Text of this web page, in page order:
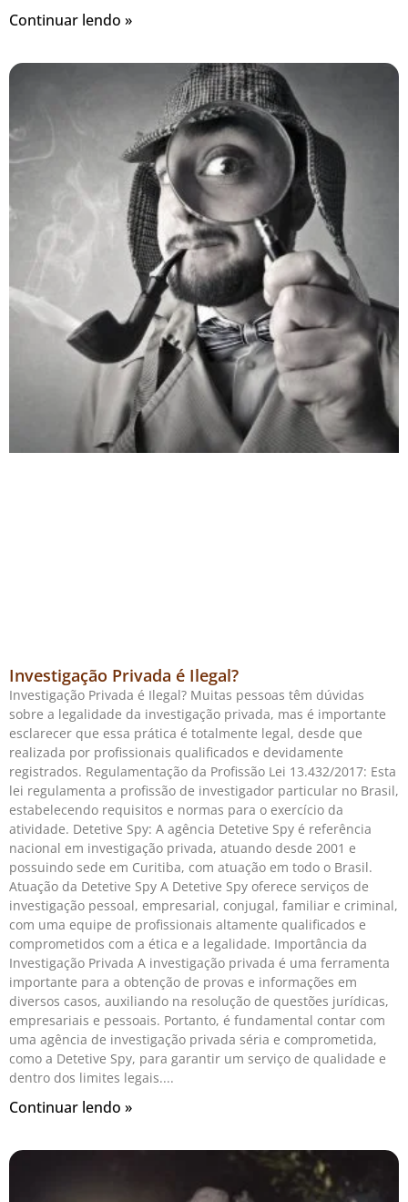
Continuar lendo »
Investigação Privada é Ilegal?
Investigação Privada é Ilegal? Muitas pessoas têm dúvidas
sobre a legalidade da investigação privada, mas é importante
esclarecer que essa prática é totalmente legal, desde que
realizada por profissionais qualificados e devidamente
registrados. Regulamentação da Profissão Lei 13.432/2017: Esta
lei regulamenta a profissão de investigador particular no Brasil,
estabelecendo requisitos e normas para o exercício da
atividade. Detetive Spy: A agência Detetive Spy é referência
nacional em investigação privada, atuando desde 2001 e
possuindo sede em Curitiba, com atuação em todo o Brasil.
Atuação da Detetive Spy A Detetive Spy oferece serviços de
investigação pessoal, empresarial, conjugal, familiar e criminal,
com uma equipe de profissionais altamente qualificados e
comprometidos com a ética e a legalidade. Importância da
Investigação Privada A investigação privada é uma ferramenta
importante para a obtenção de provas e informações em
diversos casos, auxiliando na resolução de questões jurídicas,
empresariais e pessoais. Portanto, é fundamental contar com
uma agência de investigação privada séria e comprometida,
como a Detetive Spy, para garantir um serviço de qualidade e
dentro dos limites legais.
Continuar lendo »